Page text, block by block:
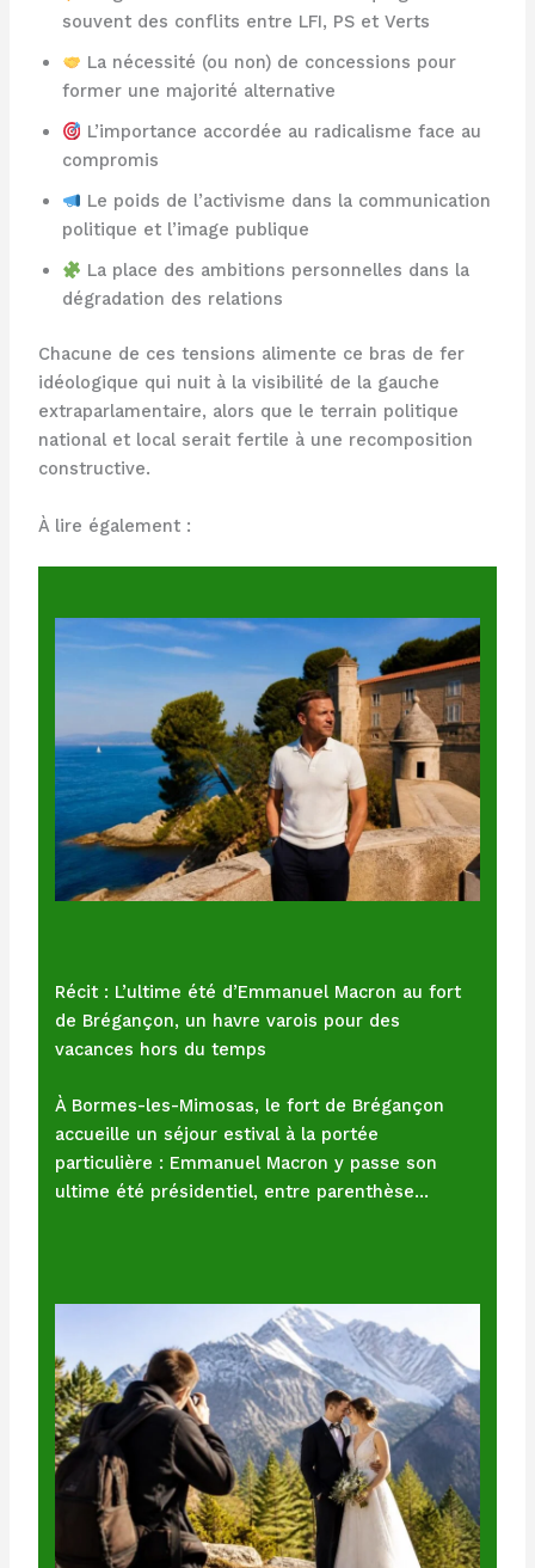
souvent des conflits entre LFI, PS et Verts
La nécessité (ou non) de concessions pour
former une majorité alternative
L’importance accordée au radicalisme face au
compromis
Le poids de l’activisme dans la communication
politique et l’image publique
La place des ambitions personnelles dans la
dégradation des relations
Chacune de ces tensions alimente ce bras de fer
idéologique qui nuit à la visibilité de la gauche
extraparlamentaire, alors que le terrain politique
national et local serait fertile à une recomposition
constructive.
À lire également :
Récit : L’ultime été d’Emmanuel Macron au fort
de Brégançon, un havre varois pour des
vacances hors du temps
À Bormes-les-Mimosas, le fort de Brégançon
accueille un séjour estival à la portée
particulière : Emmanuel Macron y passe son
ultime été présidentiel, entre parenthèse…